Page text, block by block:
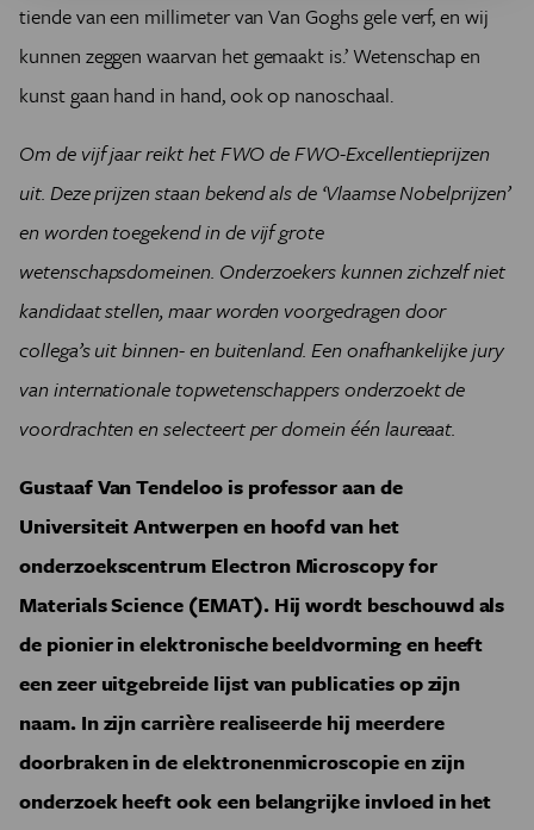
tiende van een millimeter van Van Goghs gele verf, en wij
kunnen zeggen waarvan het gemaakt is.’ Wetenschap en
kunst gaan hand in hand, ook op nanoschaal.
Om de vijf jaar reikt het FWO de FWO-Excellentieprijzen
uit. Deze prijzen staan bekend als de ‘Vlaamse Nobelprijzen’
en worden toegekend in de vijf grote
wetenschapsdomeinen. Onderzoekers kunnen zichzelf niet
kandidaat stellen, maar worden voorgedragen door
collega’s uit binnen- en buitenland. Een onafhankelijke jury
van internationale topwetenschappers onderzoekt de
voordrachten en selecteert per domein één laureaat.
Gustaaf Van Tendeloo is professor aan de
Universiteit Antwerpen en hoofd van het
onderzoekscentrum Electron Microscopy for
Materials Science (EMAT). Hij wordt beschouwd als
de pionier in elektronische beeldvorming en heeft
een zeer uitgebreide lijst van publicaties op zijn
naam. In zijn carrière realiseerde hij meerdere
doorbraken in de elektronenmicroscopie en zijn
onderzoek heeft ook een belangrijke invloed in het